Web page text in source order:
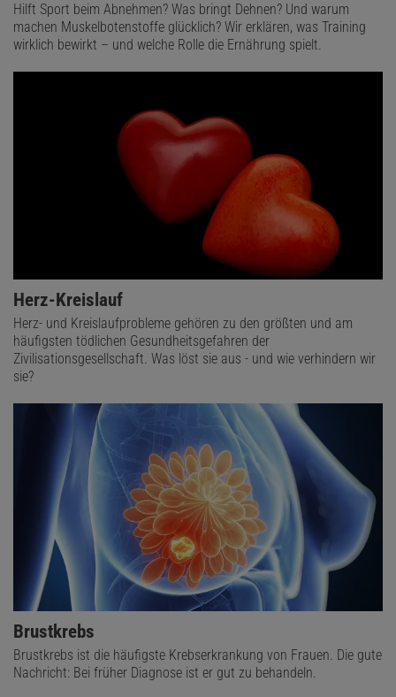
Hilft Sport beim Abnehmen? Was bringt Dehnen? Und warum
machen Muskelbotenstoffe glücklich? Wir erklären, was Training
wirklich bewirkt – und welche Rolle die Ernährung spielt.
Herz-Kreislauf
Herz- und Kreislaufprobleme gehören zu den größten und am
häufigsten tödlichen Gesundheitsgefahren der
Zivilisationsgesellschaft. Was löst sie aus - und wie verhindern wir
sie?
Brustkrebs
Brustkrebs ist die häufigste Krebserkrankung von Frauen. Die gute
Nachricht: Bei früher Diagnose ist er gut zu behandeln.